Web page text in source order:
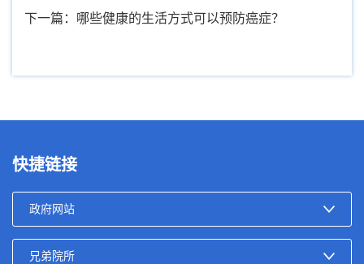
下一篇：哪些健康的生活方式可以预防癌症？
快捷链接